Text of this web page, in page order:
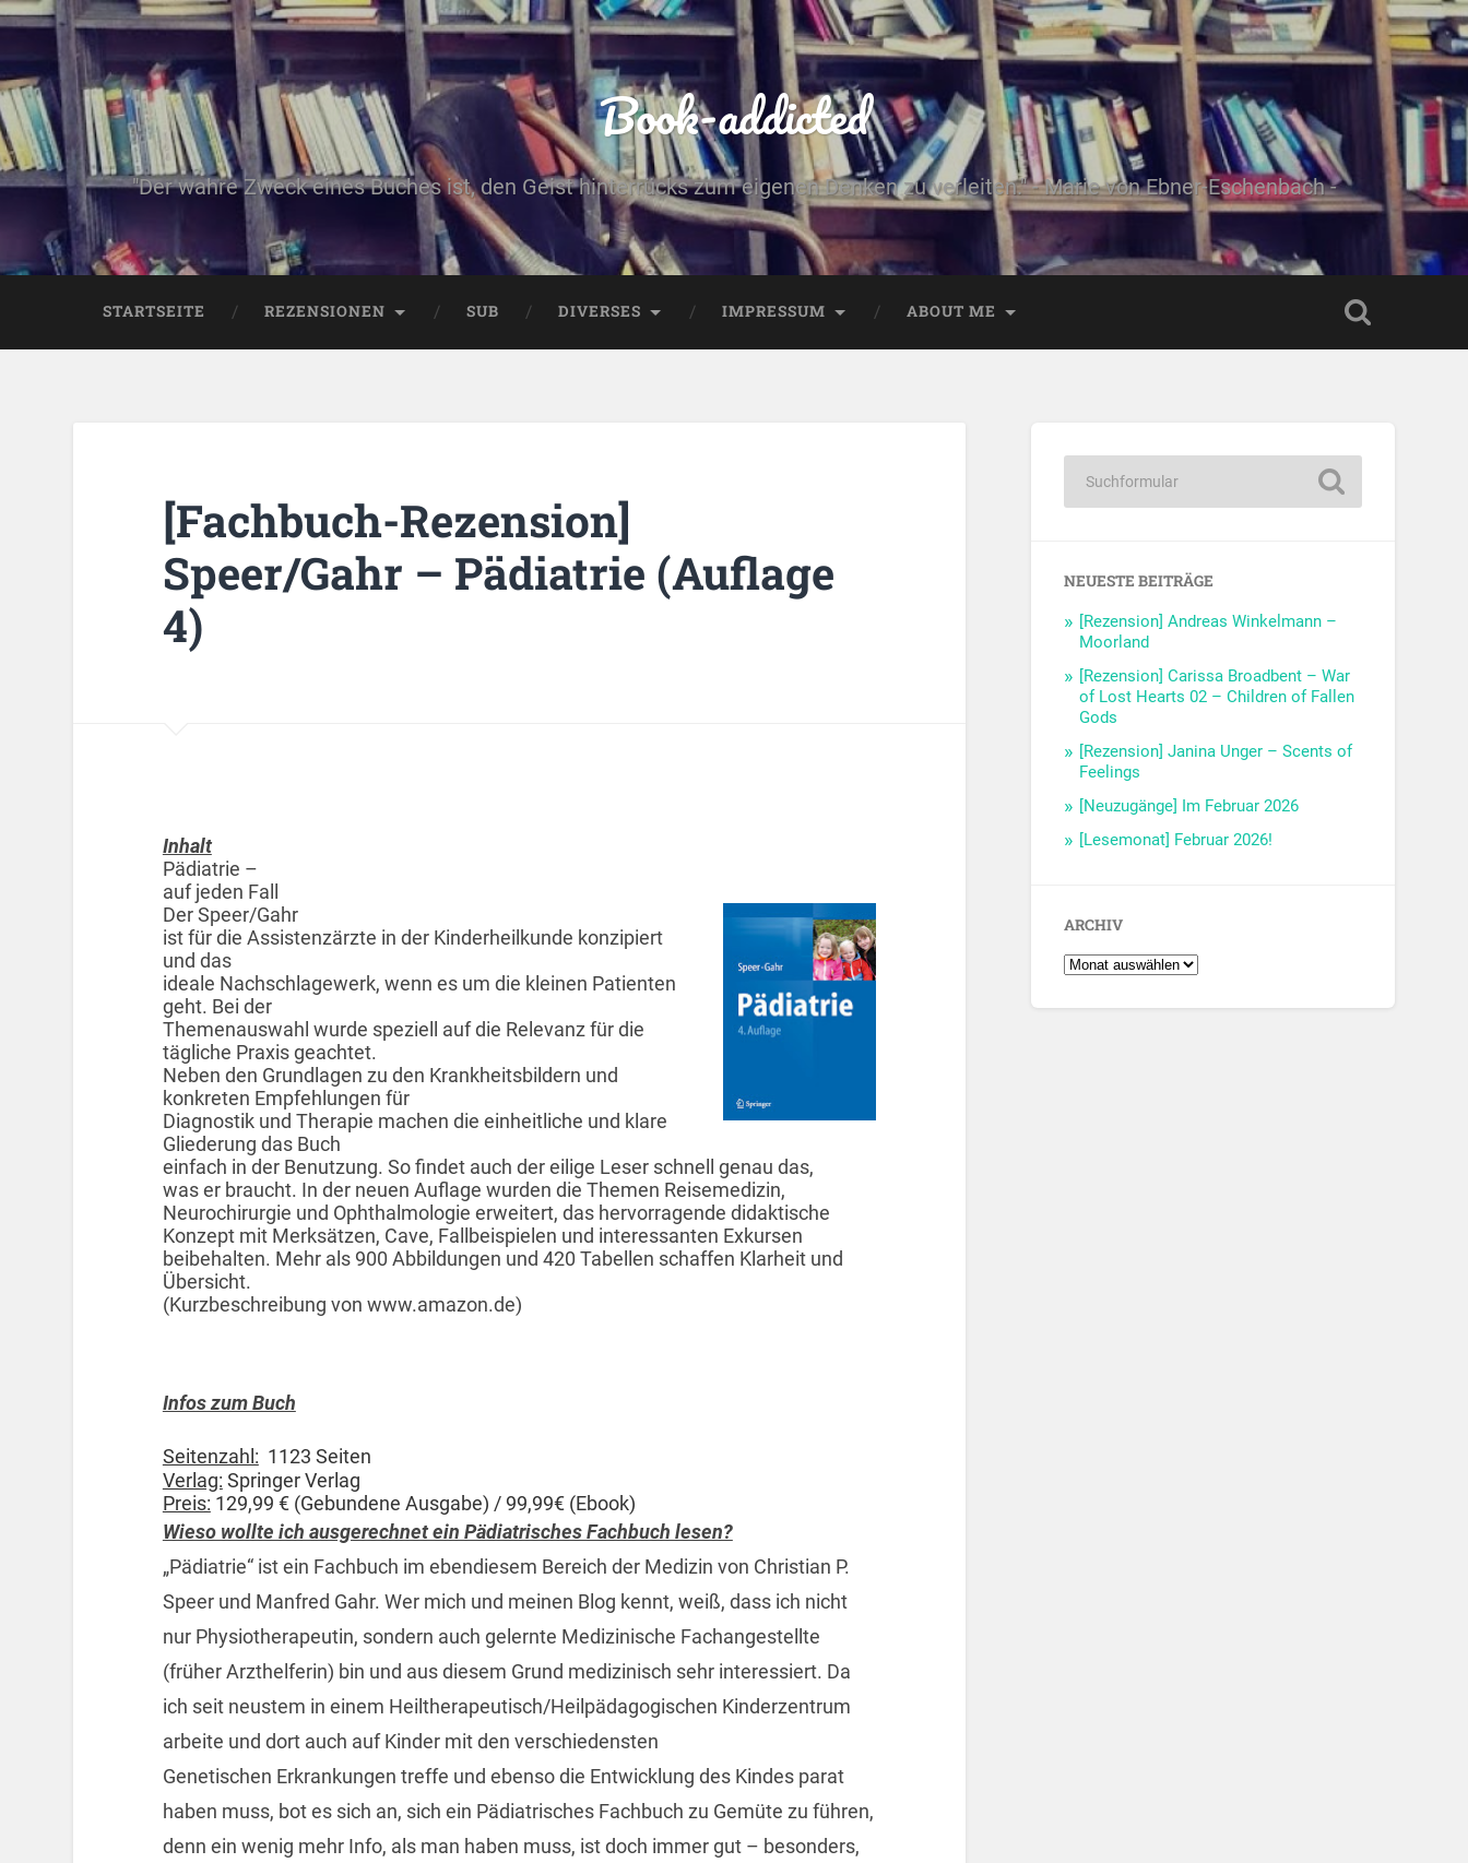
Book-addicted
"Der wahre Zweck eines Buches ist, den Geist hinterrücks zum eigenen Denken zu verleiten." - Marie von Ebner-Eschenbach -
STARTSEITE REZENSIONEN SUB DIVERSES IMPRESSUM ABOUT ME
[Fachbuch-Rezension]
Speer/Gahr – Pädiatrie (Auflage
4)
Inhalt
Pädiatrie –
auf jeden Fall
Der Speer/Gahr
ist für die Assistenzärzte in der Kinderheilkunde konzipiert
und das
ideale Nachschlagewerk, wenn es um die kleinen Patienten
geht. Bei der
Themenauswahl wurde speziell auf die Relevanz für die
tägliche Praxis geachtet.
Neben den Grundlagen zu den Krankheitsbildern und
konkreten Empfehlungen für
Diagnostik und Therapie machen die einheitliche und klare
Gliederung das Buch
einfach in der Benutzung. So findet auch der eilige Leser schnell genau das,
was er braucht. In der neuen Auflage wurden die Themen Reisemedizin,
Neurochirurgie und Ophthalmologie erweitert, das hervorragende didaktische
Konzept mit Merksätzen, Cave, Fallbeispielen und interessanten Exkursen
beibehalten. Mehr als 900 Abbildungen und 420 Tabellen schaffen Klarheit und
Übersicht.
(Kurzbeschreibung von www.amazon.de)
Infos zum Buch
Seitenzahl: 1123 Seiten
Verlag: Springer Verlag
Preis: 129,99 € (Gebundene Ausgabe) / 99,99€ (Ebook)
Wieso wollte ich ausgerechnet ein Pädiatrisches Fachbuch lesen?
„Pädiatrie“ ist ein Fachbuch im ebendiesem Bereich der Medizin von Christian P.
Speer und Manfred Gahr. Wer mich und meinen Blog kennt, weiß, dass ich nicht
nur Physiotherapeutin, sondern auch gelernte Medizinische Fachangestellte
(früher Arzthelferin) bin und aus diesem Grund medizinisch sehr interessiert. Da
ich seit neustem in einem Heiltherapeutisch/Heilpädagogischen Kinderzentrum
arbeite und dort auch auf Kinder mit den verschiedensten
Genetischen Erkrankungen treffe und ebenso die Entwicklung des Kindes parat
haben muss, bot es sich an, sich ein Pädiatrisches Fachbuch zu Gemüte zu führen,
denn ein wenig mehr Info, als man haben muss, ist doch immer gut – besonders,
NEUESTE BEITRÄGE
[Rezension] Andreas Winkelmann –
Moorland
[Rezension] Carissa Broadbent – War
of Lost Hearts 02 – Children of Fallen
Gods
[Rezension] Janina Unger – Scents of
Feelings
[Neuzugänge] Im Februar 2026
[Lesemonat] Februar 2026!
ARCHIV